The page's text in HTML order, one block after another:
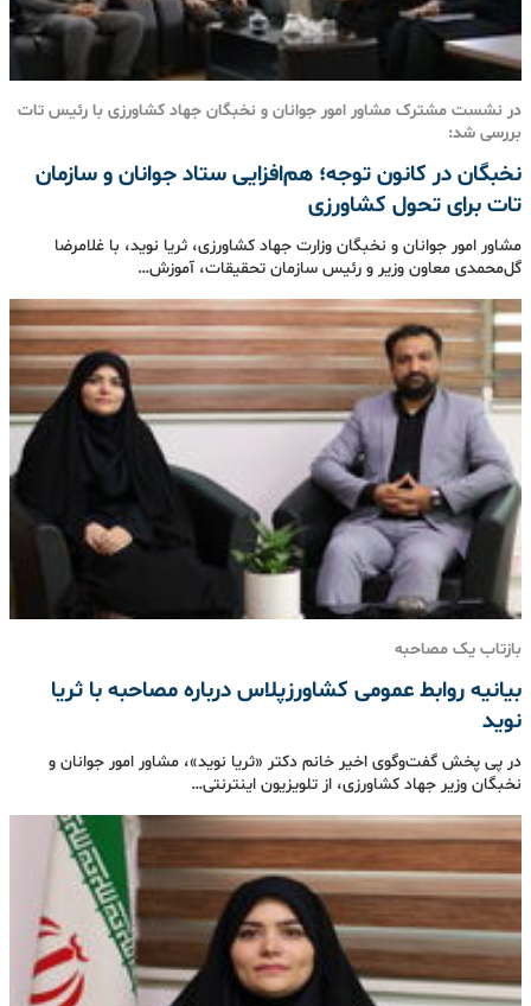
در نشست مشترک مشاور امور جوانان و نخبگان جهاد کشاورزی با رئیس تات
بررسی شد:
نخبگان در کانون توجه؛ هم‌افزایی ستاد جوانان و سازمان
تات برای تحول کشاورزی
مشاور امور جوانان و نخبگان وزارت جهاد کشاورزی، ثریا نوید، با غلامرضا
گل‌محمدی معاون وزیر و رئیس سازمان تحقیقات، آموزش…
بازتاب یک مصاحبه
بیانیه روابط عمومی کشاورزپلاس درباره مصاحبه با ثریا
نوید
در پی پخش گفت‌وگوی اخیر خانم دکتر «ثریا نوید»، مشاور امور جوانان و
نخبگان وزیر جهاد کشاورزی، از تلویزیون اینترنتی…